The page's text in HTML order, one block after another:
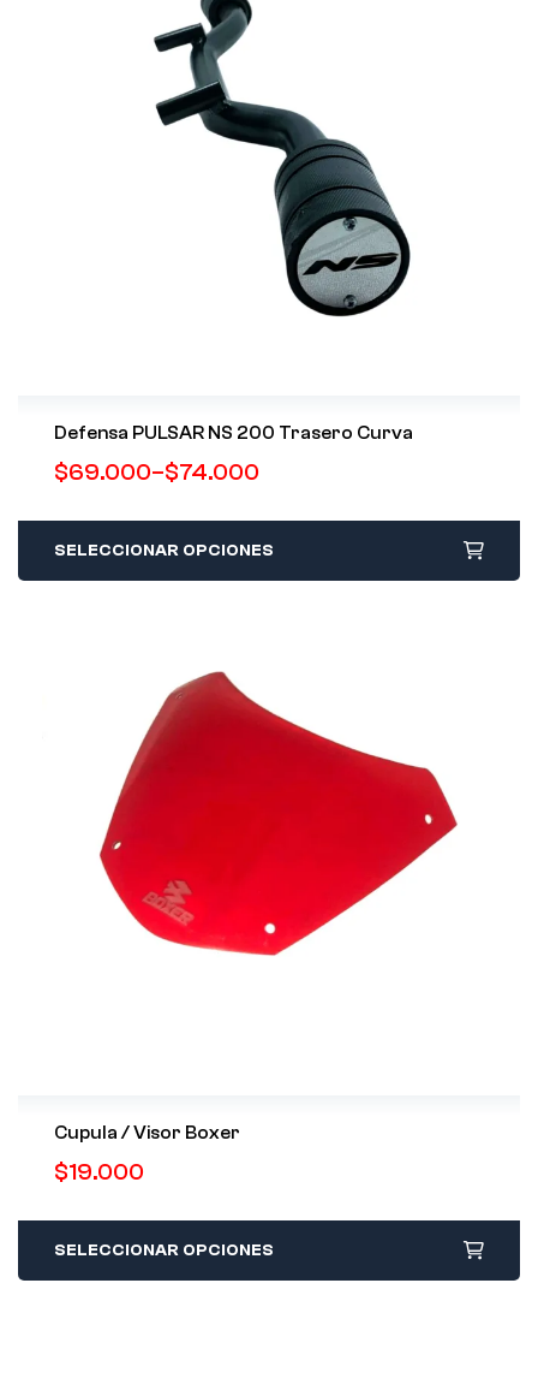
Defensa PULSAR NS 200 Trasero Curva
$69.000–$74.000
SELECCIONAR OPCIONES
Cupula / Visor Boxer
$19.000
SELECCIONAR OPCIONES